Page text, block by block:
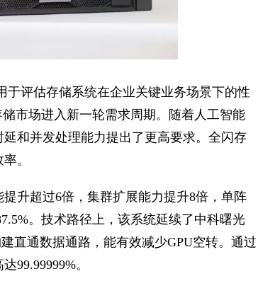
评估存储系统在企业关键业务场景下的性
市场进入新一轮需求周期。随着人工智能
和并发处理能力提出了更高要求。全闪存
。
升超过6倍，集群扩展能力提升8倍，单阵
。技术路径上，该系统延续了中科曙光
直通数据通路，能有效减少GPU空转。通过
99.99999%。